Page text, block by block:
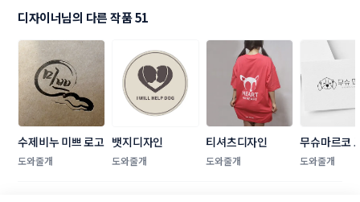
디자이너님의 다른 작품 51
수제비누 미쁘 로고
도와줄개
뱃지디자인
도와줄개
티셔츠디자인
도와줄개
무슈마르코
자인
도와줄개